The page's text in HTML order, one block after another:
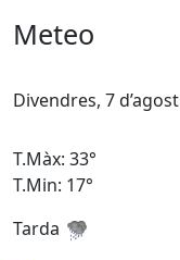
Meteo
Divendres, 7 d’agost
T.Màx: 33°
T.Min: 17°
Tarda